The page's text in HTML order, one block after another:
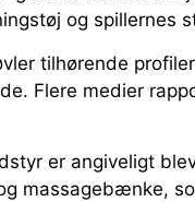
og spillernes
tilhørende
Flere medier
er angiveligt
massagebænke,